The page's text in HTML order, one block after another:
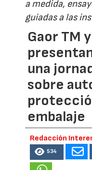
a medida,
guiadas a las
Gaor TM
una
sobre
embalaje
Redacción
534